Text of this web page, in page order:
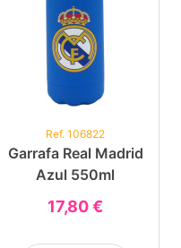
Ref. 106822
Garrafa Real Madrid
Azul 550ml
17,80 €